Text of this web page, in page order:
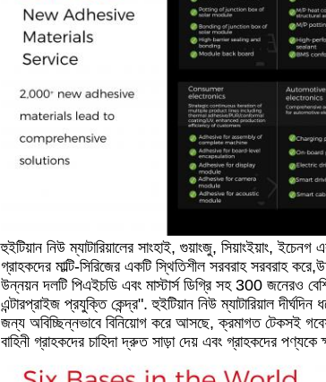
হুইটিয়ান নিউ ম্যাটারিয়ালের সাংহাই, গুয়াংজু, সিয়াংইয়াং,
গ্রাহকদের মাল্টি-সিরিজের একটি স্থিতিশীল সরবরাহ সরবরাহ
উন্নয়ন দলটি পিএইচডি এবং মাস্টার্স ডিগ্রি সহ 300 জনেরও
এন্টারপ্রাইজ প্রযুক্তি কেন্দ্র". হুইটিয়ান নিউ ম্যাটারিয়াল
জন্য অবিচ্ছিন্নভাবে বিনিয়োগ করে আসছে, ক্রমাগত টেকসই
বাহিনী গ্রাহকদের চাহিদা দ্রুত সাড়া দেয় এবং গ্রাহকদের